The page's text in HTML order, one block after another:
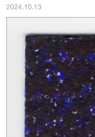
2024.10.13